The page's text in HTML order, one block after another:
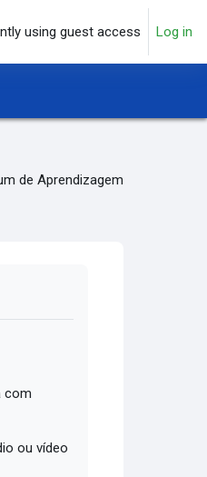
using guest access Log in
de Aprendizagem
com
ou vídeo